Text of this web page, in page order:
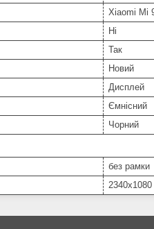
Xiaomi Mi
Ні
Так
Новий
Дисплей
Ємнісний
Чорний
без рамки
2340x1080